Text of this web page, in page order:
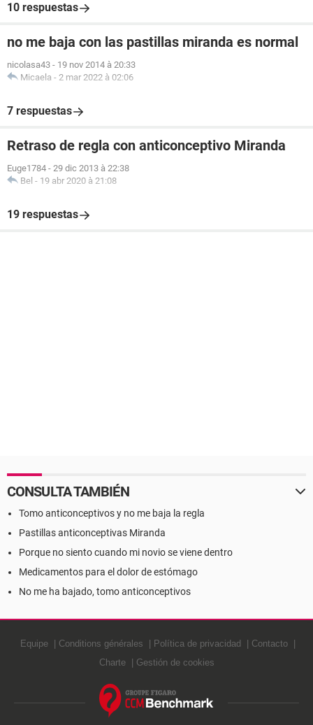
10 respuestas
no me baja con las pastillas miranda es normal
nicolasa43 - 19 nov 2014 à 20:33
Micaela - 2 mar 2022 à 02:06
7 respuestas
Retraso de regla con anticonceptivo Miranda
Euge1784 - 29 dic 2013 à 22:38
Bel - 19 abr 2020 à 21:08
19 respuestas
CONSULTA TAMBIÉN
Tomo anticonceptivos y no me baja la regla
Pastillas anticonceptivas Miranda
Porque no siento cuando mi novio se viene dentro
Medicamentos para el dolor de estómago
No me ha bajado, tomo anticonceptivos
Equipe Conditions générales Política de privacidad
Contacto
Charte
Gestión de cookies